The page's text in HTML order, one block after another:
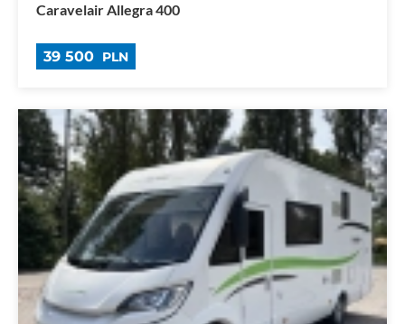
Caravelair Allegra 400
39 500 PLN